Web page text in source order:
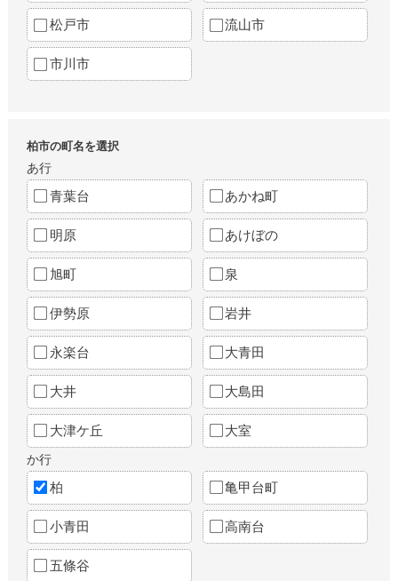
松戸市 流山市
市川市
柏市の町名を選択
あ行
青葉台 あかね町
明原 あけぼの
旭町 泉
伊勢原 岩井
永楽台 大青田
大井 大島田
大津ケ丘 大室
か行
柏 亀甲台町
小青田 高南台
五條谷